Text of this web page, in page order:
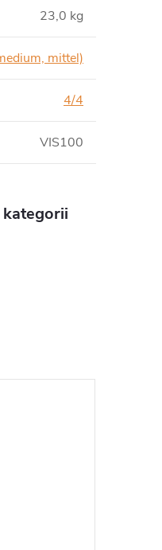
23,0 kg
mittel)
4/4
VIS100